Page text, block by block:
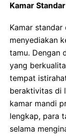
Kamar Standar
Kamar
menyediakan
tamu. Dengan
yang
tempat
beraktivitas di
kamar mandi
lengkap, para
selama